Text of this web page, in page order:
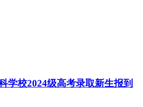
学校2024级高考录取新生报到